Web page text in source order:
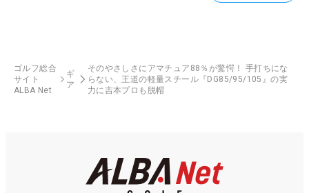
ゴルフ総合
サイト
ALBA Net
ギ
ア
そのやさしさにアマチュア88％が驚愕！ 手打ちにな
らない、王道の軽量スチール『DG85/95/105』の実
力に吉本プロも脱帽